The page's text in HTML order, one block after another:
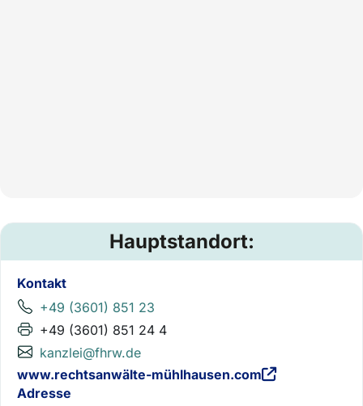
Hauptstandort:
Kontakt
+49 (3601) 851 23
+49 (3601) 851 24 4
kanzlei@fhrw.de
www.rechtsanwälte-mühlhausen.com
Adresse